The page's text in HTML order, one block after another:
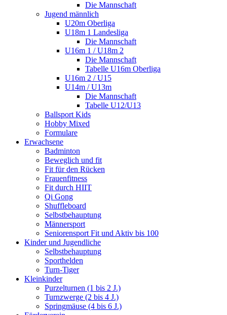
Die Mannschaft
Jugend männlich
U20m Oberliga
U18m 1 Landesliga
Die Mannschaft
U16m 1 / U18m 2
Die Mannschaft
Tabelle U16m Oberliga
U16m 2 / U15
U14m / U13m
Die Mannschaft
Tabelle U12/U13
Ballsport Kids
Hobby Mixed
Formulare
Erwachsene
Badminton
Beweglich und fit
Fit für den Rücken
Frauenfitness
Fit durch HIIT
Qi Gong
Shuffleboard
Selbstbehauptung
Männersport
Seniorensport Fit und Aktiv bis 100
Kinder und Jugendliche
Selbstbehauptung
Sporthelden
Turn-Tiger
Kleinkinder
Purzelturnen (1 bis 2 J.)
Turnzwerge (2 bis 4 J.)
Springmäuse (4 bis 6 J.)